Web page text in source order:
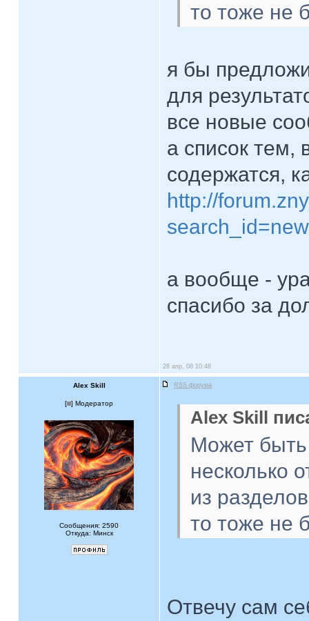
то тоже не
я бы
для
все новые
а список тем,
содержатся,
http://
а вообще -
спасибо за
28 апр, 08 10:48
Alex Skill RSS форума
[ ] Модератор
Сообщения: 2590
Откуда: Минск
Alex Skill
Может быть
несколько
из
то тоже не
Отвечу сам